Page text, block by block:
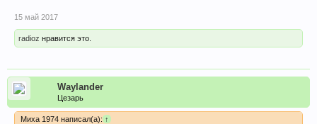
15 май 2017
radioz нравится это.
Waylander
Цезарь
Миха 1974 написал(а):↑